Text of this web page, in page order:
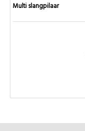
Multi slangpilaar